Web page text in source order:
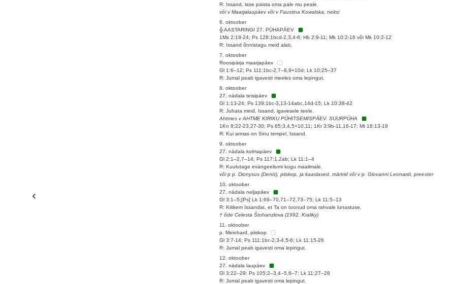
R: Issand, lase paista oma pale mu peale.
või v Maarjalaupäev või v Faustina Kowalska, neitsi
6. oktoober
╬ AASTARINGI 27. PÜHAPÄEV
1Ms 2:18-24; Ps 128:1bcd-2,3,4-6; Hb 2:9-11; Mk 10:2-16 või Mk 10:2-12
R: Issand õnnistagu meid alati.
7. oktoober
Roosipärja maarjapäev
Gl 1:6–12; Ps 111:1bc-2,7–8,9+10d; Lk 10;25–37
R: Jumal peab igavesti meeles oma lepingut.
8. oktoober
27. nädala teisipäev
Gl 1:13-24; Ps 139:1bc-3,13-14abc,14d-15; Lk 10:38-42
R: Juhata mind, Issand, igavesele teele.
Ahtmes v AHTME KIRIKU PÜHITSEMISPÄEV. SUURPÜHA
1Kn 8:22-23,27-30; Ps 85:3,4,5+10,11; 1Kr 3:9b-11,16-17; Mt 16:13-19
R: Kui armas on Sinu tempel, Issand.
9. oktoober
27. nädala kolmapäev
Gl 2:1–2,7–14; Ps 117:1,2ab; Lk 11:1–4
R: Kuulutage evangeeliumi kogu maailmale.
või p p. Dionysus (Denis), piiskop, ja kaaslased, märtrid või v p. Giovanni Leonardi, preester
10. oktoober
27. nädala neljapäev
Gl 3:1–5;[Ps] Lk 1:69–70,71–72,73–75; Lk 11:5–13
R: Kiitkem Issandat, et Ta on toonud oma rahvale lunastuse.
† õde Celesta Štohanzlova (1992, Kraliky)
11. oktoober
p. Meinhard, piiskop
Gl 3:7-14; Ps 111:1bc-2,3-4,5-6; Lk 11:15-26
R: Jumal peab igavesti oma lepingut.
12. oktoober
27. nädala laupäev
Gl 3:22–29; Ps 105:2–3,4–5,6–7; Lk 11:27–28
R: Jumal peab igavesti oma lepingut.